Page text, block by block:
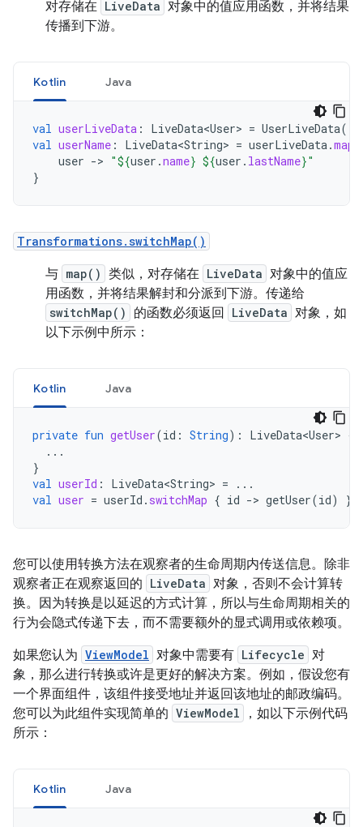
对存储在 LiveData 对象中的值应用函数，并将结果
传播到下游。
Kotlin Java
val userLiveData : LiveData<User> = UserLiveData()
val userName : LiveData<String> = userLiveData.map
user -> "${user .name} ${user . lastName}"
}
Transformations.switchMap()
与 map() 类似，对存储在 LiveData 对象中的值应
用函数，并将结果解封和分派到下游。传递给
switchMap() 的函数必须返回 LiveData 对象，如
以下示例中所示：
Kotlin Java
private fun getUser(id : String): LiveData<User> {
...
}
val userId : LiveData<String> =
...
val user = userId . switchMap { id -> getUser(id) }
您可以使用转换方法在观察者的生命周期内传送信息。除非
观察者正在观察返回的 LiveData 对象，否则不会计算转
换。因为转换是以延迟的方式计算，所以与生命周期相关的
行为会隐式传递下去，而不需要额外的显式调用或依赖项。
如果您认为 ViewModel 对象中需要有 Lifecycle 对
象，那么进行转换或许是更好的解决方案。例如，假设您有
一个界面组件，该组件接受地址并返回该地址的邮政编码。
您可以为此组件实现简单的 ViewModel
，如以下示例代码
所示：
Kotlin Java